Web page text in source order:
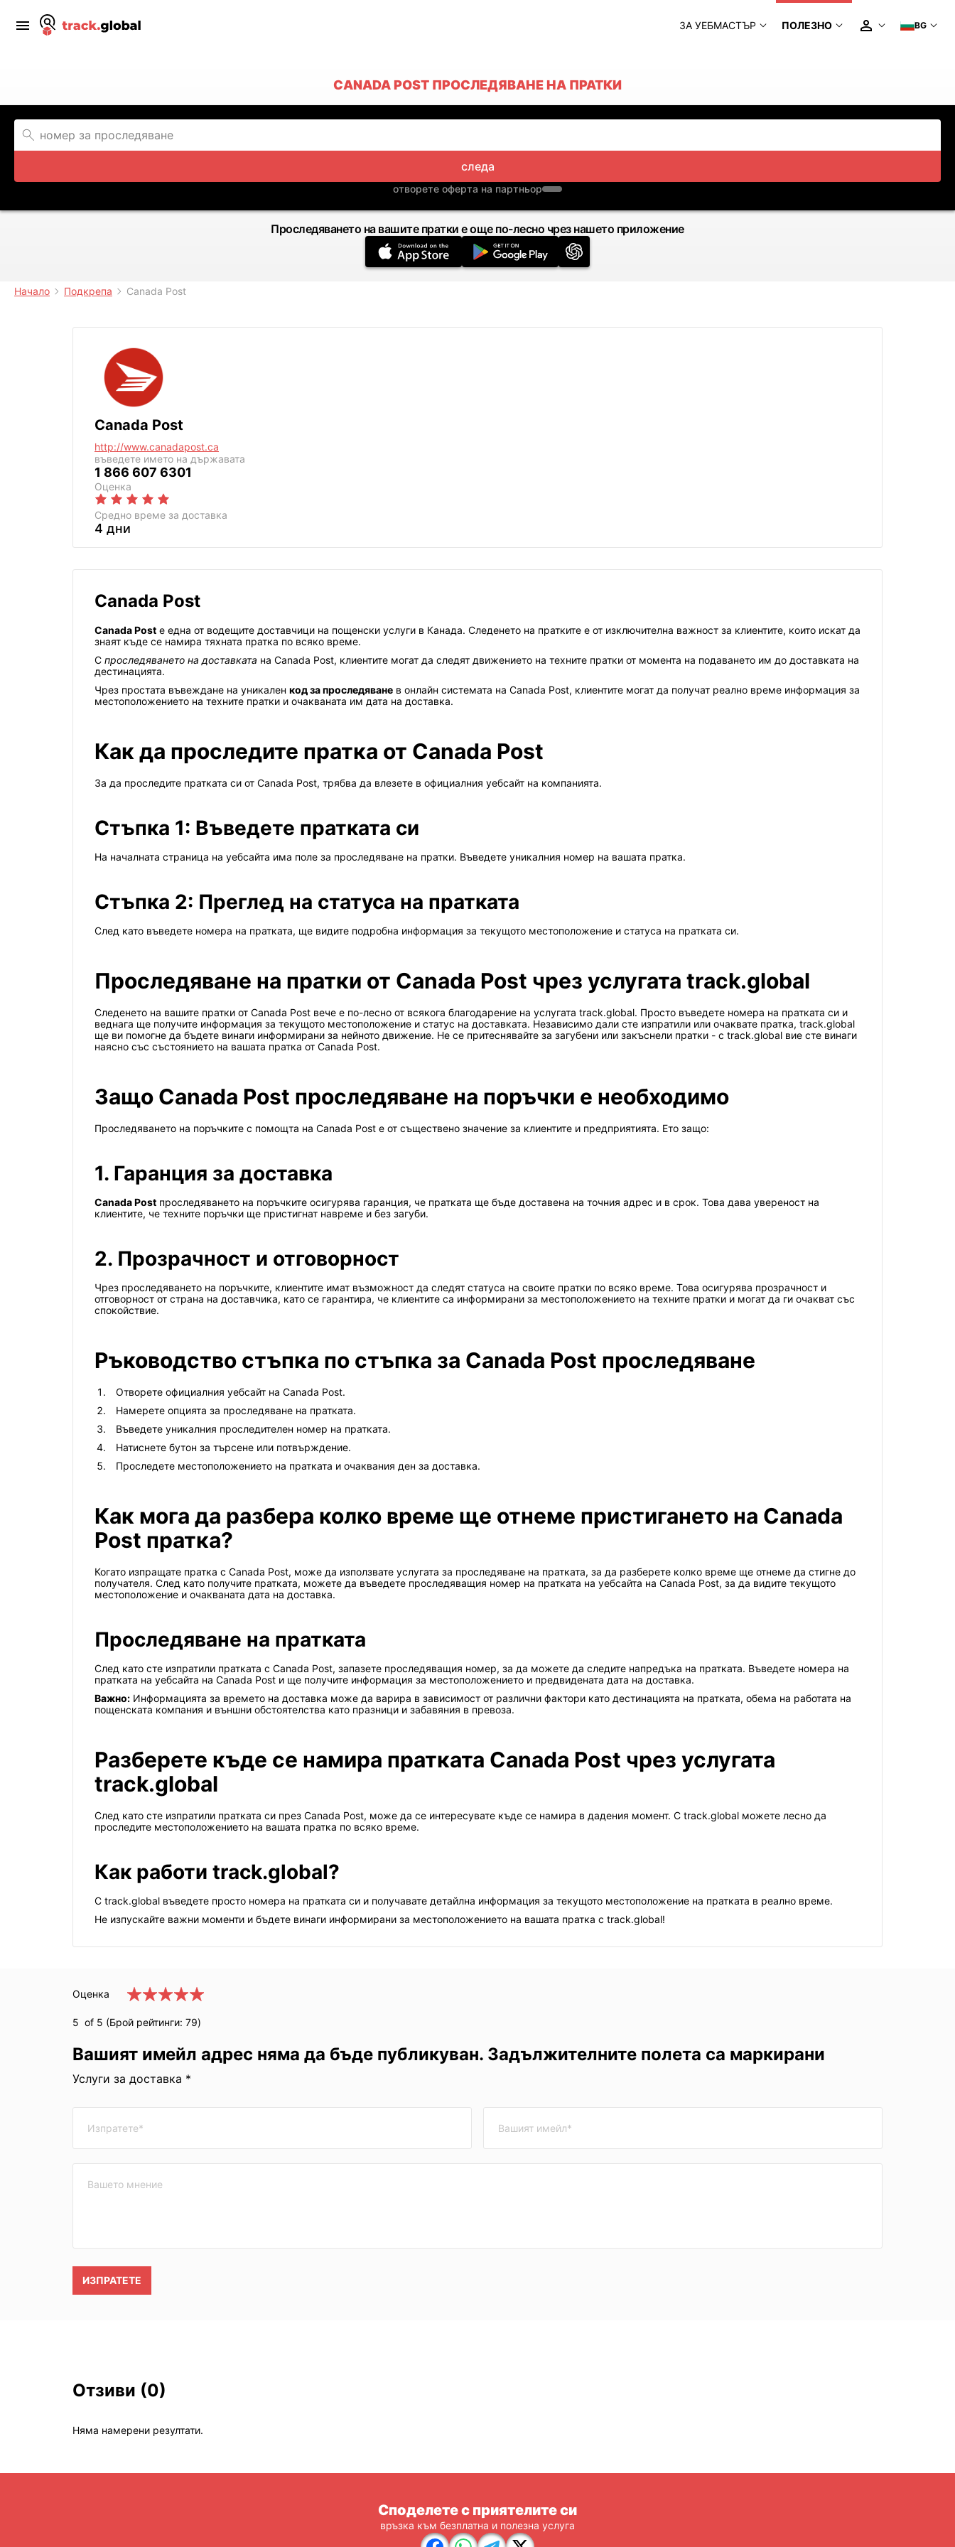
ЗА УЕБМАСТЪР ПОЛЕЗНО BG
CANADA POST ПРОСЛЕДЯВАНЕ НА ПРАТКИ
следа
отворете оферта на партньор
Проследяването на вашите пратки е още по-лесно чрез нашето приложение
Начало Подкрепа Canada Post
Canada Post
http://www.canadapost.ca
въведете името на държавата
1 866 607 6301
Оценка
Средно време за доставка
4 дни
Canada Post
Canada Post е една от водещите доставчици на пощенски услуги в Канада. Следенето на пратките е от изключителна важност за клиентите, които искат да
знаят къде се намира тяхната пратка по всяко време.
С проследяването на доставката на Canada Post, клиентите могат да следят движението на техните пратки от момента на подаването им до доставката на
дестинацията.
Чрез простата въвеждане на уникален код за проследяване в онлайн системата на Canada Post, клиентите могат да получат реално време информация за
местоположението на техните пратки и очакваната им дата на доставка.
Как да проследите пратка от Canada Post
За да проследите пратката си от Canada Post, трябва да влезете в официалния уебсайт на компанията.
Стъпка 1: Въведете пратката си
На началната страница на уебсайта има поле за проследяване на пратки. Въведете уникалния номер на вашата пратка.
Стъпка 2: Преглед на статуса на пратката
След като въведете номера на пратката, ще видите подробна информация за текущото местоположение и статуса на пратката си.
Проследяване на пратки от Canada Post чрез услугата track.global
Следенето на вашите пратки от Canada Post вече е по-лесно от всякога благодарение на услугата track.global. Просто въведете номера на пратката си и
веднага ще получите информация за текущото местоположение и статус на доставката. Независимо дали сте изпратили или очаквате пратка, track.global
ще ви помогне да бъдете винаги информирани за нейното движение. Не се притеснявайте за загубени или закъснели пратки - с track.global вие сте винаги
наясно със състоянието на вашата пратка от Canada Post.
Защо Canada Post проследяване на поръчки е необходимо
Проследяването на поръчките с помощта на Canada Post е от съществено значение за клиентите и предприятията. Ето защо:
1. Гаранция за доставка
Canada Post проследяването на поръчките осигурява гаранция, че пратката ще бъде доставена на точния адрес и в срок. Това дава увереност на
клиентите, че техните поръчки ще пристигнат навреме и без загуби.
2. Прозрачност и отговорност
Чрез проследяването на поръчките, клиентите имат възможност да следят статуса на своите пратки по всяко време. Това осигурява прозрачност и
отговорност от страна на доставчика, като се гарантира, че клиентите са информирани за местоположението на техните пратки и могат да ги очакват със
спокойствие.
Ръководство стъпка по стъпка за Canada Post проследяване
Отворете официалния уебсайт на Canada Post.
Намерете опцията за проследяване на пратката.
Въведете уникалния проследителен номер на пратката.
Натиснете бутон за търсене или потвърждение.
Проследете местоположението на пратката и очаквания ден за доставка.
Как мога да разбера колко време ще отнеме пристигането на Canada
Post пратка?
Когато изпращате пратка с Canada Post, може да използвате услугата за проследяване на пратката, за да разберете колко време ще отнеме да стигне до
получателя. След като получите пратката, можете да въведете проследяващия номер на пратката на уебсайта на Canada Post, за да видите текущото
местоположение и очакваната дата на доставка.
Проследяване на пратката
След като сте изпратили пратката с Canada Post, запазете проследяващия номер, за да можете да следите напредъка на пратката. Въведете номера на
пратката на уебсайта на Canada Post и ще получите информация за местоположението и предвидената дата на доставка.
Важно: Информацията за времето на доставка може да варира в зависимост от различни фактори като дестинацията на пратката, обема на работата на
пощенската компания и външни обстоятелства като празници и забавяния в превоза.
Разберете къде се намира пратката Canada Post чрез услугата
track.global
След като сте изпратили пратката си през Canada Post, може да се интересувате къде се намира в дадения момент. С track.global можете лесно да
проследите местоположението на вашата пратка по всяко време.
Как работи track.global?
С track.global въведете просто номера на пратката си и получавате детайлна информация за текущото местоположение на пратката в реално време.
Не изпускайте важни моменти и бъдете винаги информирани за местоположението на вашата пратка с track.global!
Оценка
5 of 5 (Брой рейтинги: 79)
Вашият имейл адрес няма да бъде публикуван. Задължителните полета са маркирани
Услуги за доставка *
ИЗПРАТЕТЕ
Отзиви (0)
Няма намерени резултати.
Споделете с приятелите си
връзка към безплатна и полезна услуга